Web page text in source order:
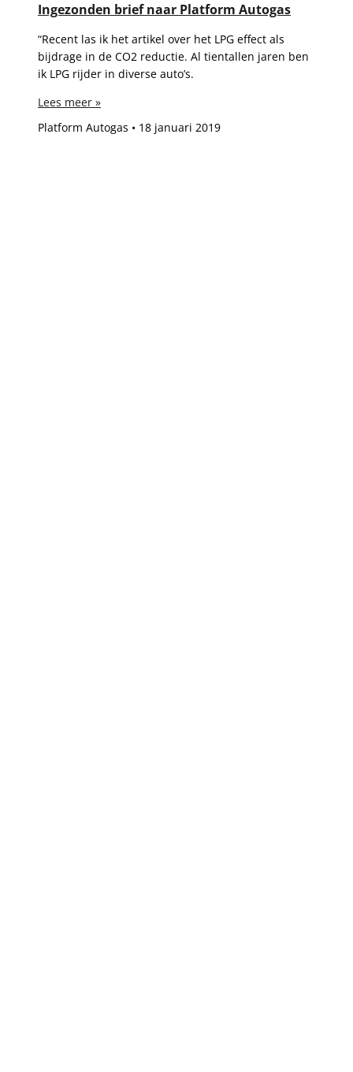
Ingezonden brief naar Platform Autogas
“Recent las ik het artikel over het LPG effect als
bijdrage in de CO2 reductie. Al tientallen jaren ben
ik LPG rijder in diverse auto’s.
Lees meer »
Platform Autogas
18 januari 2019